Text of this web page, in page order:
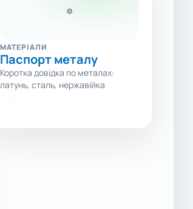
⚙
МАТЕРІАЛИ
Паспорт металу
Коротка довідка по металах:
латунь, сталь, нержавійка